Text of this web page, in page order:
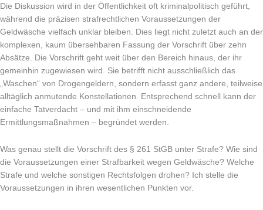
Die Diskussion wird in der Öffentlichkeit oft kriminalpolitisch geführt,
während die präzisen strafrechtlichen Voraussetzungen der
Geldwäsche vielfach unklar bleiben. Dies liegt nicht zuletzt auch an der
komplexen, kaum übersehbaren Fassung der Vorschrift über zehn
Absätze. Die Vorschrift geht weit über den Bereich hinaus, der ihr
gemeinhin zugewiesen wird. Sie betrifft nicht ausschließlich das
„Waschen“ von Drogengeldern, sondern erfasst ganz andere, teilweise
alltäglich anmutende Konstellationen. Entsprechend schnell kann der
einfache Tatverdacht – und mit ihm einschneidende
Ermittlungsmaßnahmen – begründet werden.
Was genau stellt die Vorschrift des § 261 StGB unter Strafe? Wie sind
die Voraussetzungen einer Strafbarkeit wegen Geldwäsche? Welche
Strafe und welche sonstigen Rechtsfolgen drohen? Ich stelle die
Voraussetzungen in ihren wesentlichen Punkten vor.